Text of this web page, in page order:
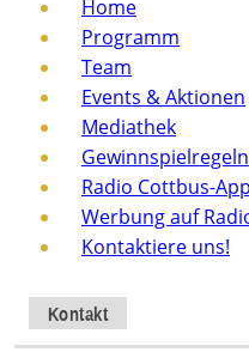
Home
Programm
Team
Events & Aktionen
Mediathek
Gewinnspielregeln
Radio Cottbus-
Werbung auf
Kontaktiere uns!
Kontakt